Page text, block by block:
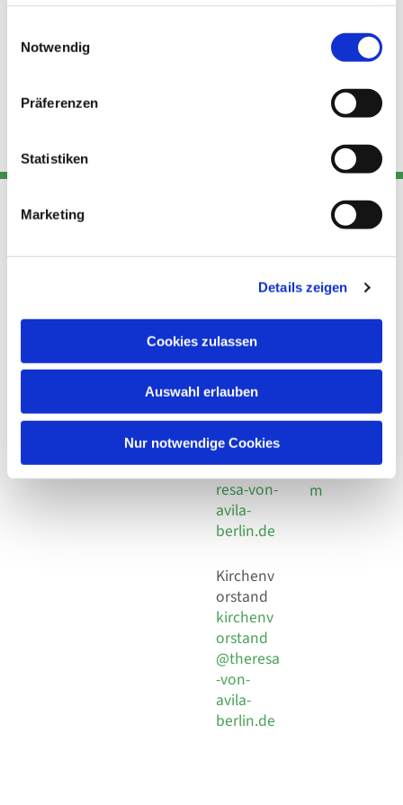
Notwendig
Präferenzen
Statistiken
Marketing
Details zeigen
Cookies zulassen
Auswahl erlauben
Nur notwendige Cookies
Adresse
Kirchengemeinde Pfarrei
Hl. Theresa von Avila Berlin
Leitender Pfarrer - Norbert
Behaimstr. 39
Kont
Telefon
+49 30
924 64 28
Fax +49
30 924 54
18
E-Mail
info@the
resa-von-
avila-
berlin.de
Kirchenv
orstand
kirchenv
orstand
@theresa
-von-
avila-
berlin.de
Links
Datensch
utz
Social
Impressu
m